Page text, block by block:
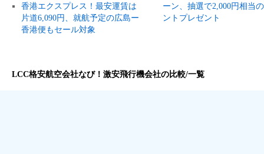
香港エクスプレス！最安運賃は
片道6,090円、就航予定の広島ー
香港便もセール対象
ーン、抽選で2,000円相当
ントプレゼント
LCC格安航空会社なび！激安飛行機会社の比較/一覧